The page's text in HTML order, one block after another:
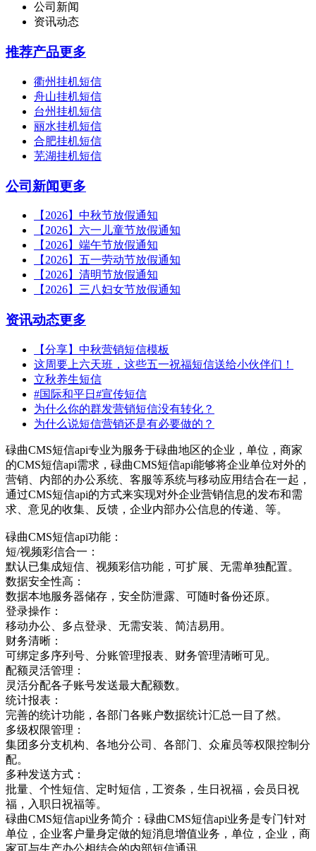
公司新闻
资讯动态
推荐产品更多
衢州挂机短信
舟山挂机短信
台州挂机短信
丽水挂机短信
合肥挂机短信
芜湖挂机短信
公司新闻更多
【2026】中秋节放假通知
【2026】六一儿童节放假通知
【2026】端午节放假通知
【2026】五一劳动节放假通知
【2026】清明节放假通知
【2026】三八妇女节放假通知
资讯动态更多
【分享】中秋营销短信模板
这周要上六天班，这些五一祝福短信送给小伙伴们！
立秋养生短信
#国际和平日#宣传短信
为什么你的群发营销短信没有转化？
为什么说短信营销还是有必要做的？
碌曲CMS短信api专业为服务于碌曲地区的企业，单位，商家
的CMS短信api需求，碌曲CMS短信api能够将企业单位对外的
营销、内部的办公系统、客服等系统与移动应用结合在一起，
通过CMS短信api的方式来实现对外企业营销信息的发布和需
求、意见的收集、反馈，企业内部办公信息的传递、等。
碌曲CMS短信api功能：
短/视频彩信合一：
默认已集成短信、视频彩信功能，可扩展、无需单独配置。
数据安全性高：
数据本地服务器储存，安全防泄露、可随时备份还原。
登录操作：
移动办公、多点登录、无需安装、简洁易用。
财务清晰：
可绑定多序列号、分账管理报表、财务管理清晰可见。
配额灵活管理：
灵活分配各子账号发送最大配额数。
统计报表：
完善的统计功能，各部门各账户数据统计汇总一目了然。
多级权限管理：
集团多分支机构、各地分公司、各部门、众雇员等权限控制分
配。
多种发送方式：
批量、个性短信、定时短信，工资条，生日祝福，会员日祝
福，入职日祝福等。
碌曲CMS短信api业务简介：碌曲CMS短信api业务是专门针对
单位，企业客户量身定做的短消息增值业务，单位，企业，商
家可与生产办公相结合的内部短信通讯，